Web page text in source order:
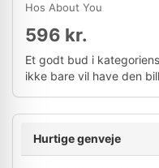
Hos About You
596 kr.
Et godt bud i
ikke bare vil have den
Hurtige genveje